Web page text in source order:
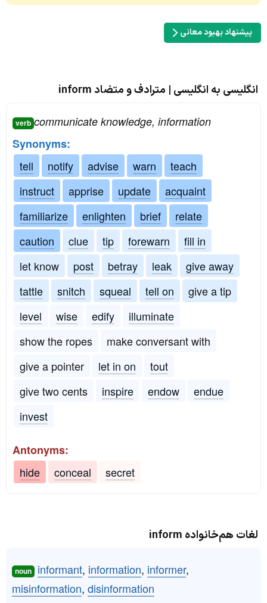
پیشنهاد بهبود معانی
انگلیسی به انگلیسی | مترادف و متضاد inform
verb communicate knowledge, information
Synonyms:
tell
notify advise warn
teach
instruct
apprise update
acquaint
familiarize
enlighten brief
relate
caution
clue tip forewarn
fill in
let know
post betray leak
give away
tattle
snitch squeal tell on
give a tip
level
wise edify
illuminate
show the ropes
make conversant with
give a pointer
let in on
tout
give two cents
inspire endow
endue
invest
Antonyms:
hide
conceal secret
لغات هم‌خانواده inform
noun informant, information, informer,
misinformation, disinformation